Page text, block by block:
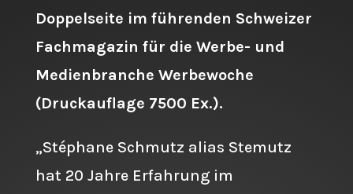
Doppelseite im führenden Schweizer
Fachmagazin für die Werbe- und
Medienbranche Werbewoche
(Druckauflage 7500 Ex.).
„Stéphane Schmutz alias Stemutz
hat 20 Jahre Erfahrung im